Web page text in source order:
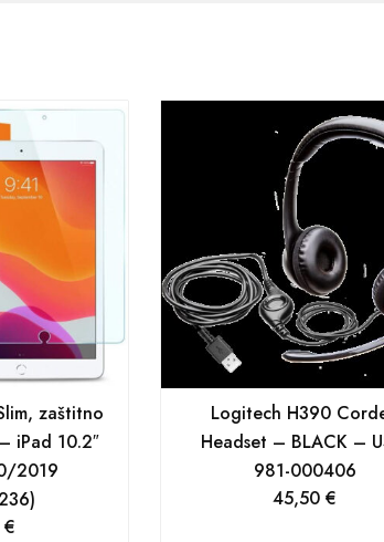
zaštitno
iPad 10.2″
2019
€
Logitech H390
Headset – BLACK –
981-000406
45,50 €